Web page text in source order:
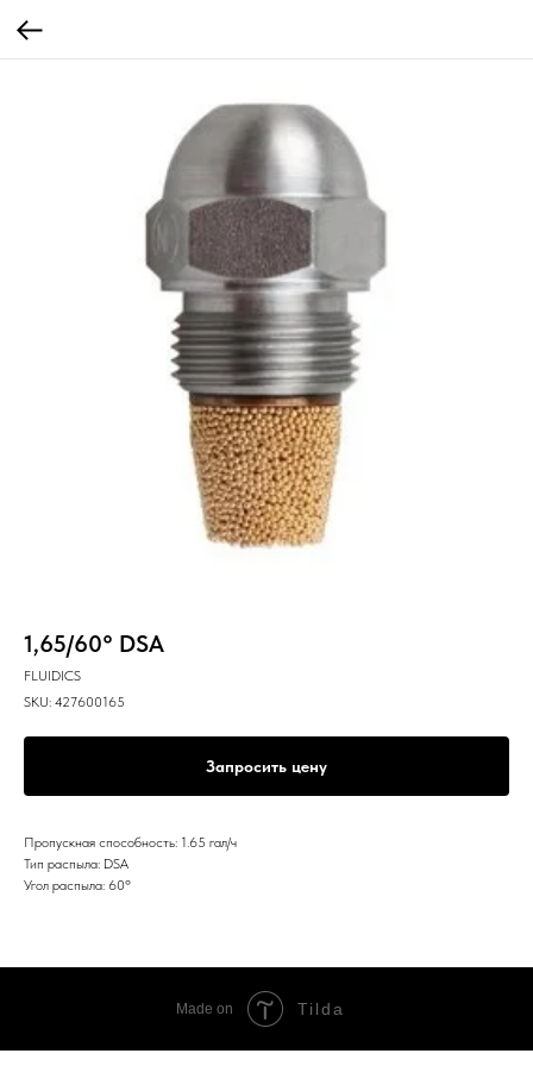
1,65/60° DSA
FLUIDICS
SKU: 427600165
Запросить цену
Пропускная способность: 1.65 гал/ч
Тип распыла: DSA
Угол распыла: 60º
Made on Tilda